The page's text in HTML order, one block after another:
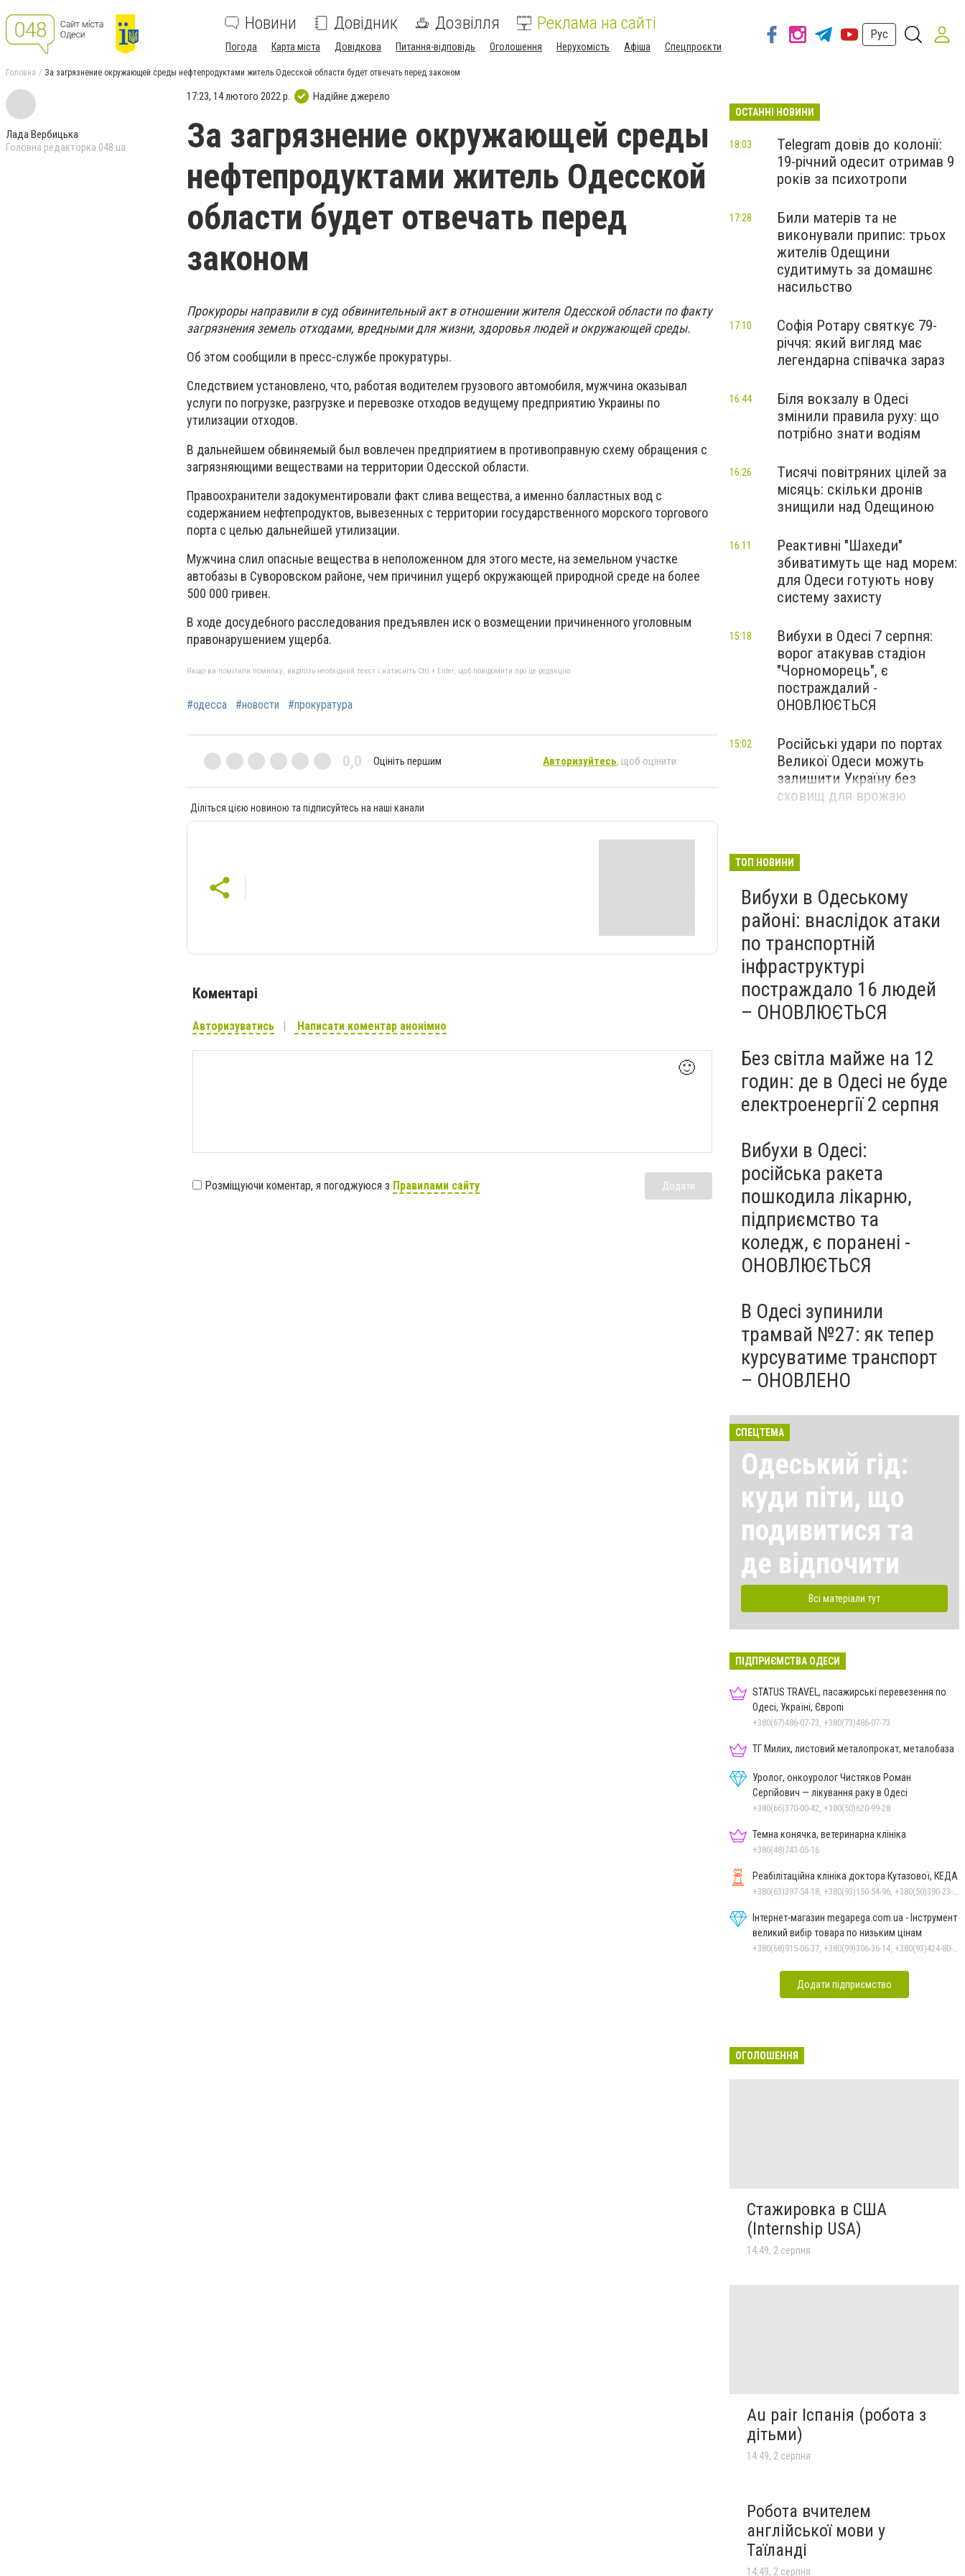
Новини Довідник Дозвілля Реклама на сайті
Погода Карта міста Довідкова Питання-відповідь Оголошення Нерухомість Афіша Спецпроєкти
Рус
Головна За загрязнение окружающей среды нефтепродуктами житель Одесской области будет отвечать перед законом
Лада Вербицька
Головна редакторка 048.ua
17:23, 14 лютого 2022 р. Надійне джерело
За загрязнение окружающей среды
нефтепродуктами житель Одесской
области будет отвечать перед
законом
Прокуроры направили в суд обвинительный акт в отношении жителя Одесской области по факту
загрязнения земель отходами, вредными для жизни, здоровья людей и окружающей среды.
Об этом сообщили в пресс-службе прокуратуры.
Следствием установлено, что, работая водителем грузового автомобиля, мужчина оказывал
услуги по погрузке, разгрузке и перевозке отходов ведущему предприятию Украины по
утилизации отходов.
В дальнейшем обвиняемый был вовлечен предприятием в противоправную схему обращения с
загрязняющими веществами на территории Одесской области.
Правоохранители задокументировали факт слива вещества, а именно балластных вод с
содержанием нефтепродуктов, вывезенных с территории государственного морского торгового
порта с целью дальнейшей утилизации.
Мужчина слил опасные вещества в неположенном для этого месте, на земельном участке
автобазы в Суворовском районе, чем причинил ущерб окружающей природной среде на более
500 000 гривен.
В ходе досудебного расследования предъявлен иск о возмещении причиненного уголовным
правонарушением ущерба.
Якщо ви помітили помилку, виділіть необхідний текст і натисніть Ctrl + Enter, щоб повідомити про це редакцію
#одесса #новости #прокуратура
0,0 Оцініть першим Авторизуйтесь, щоб оцінити
Діліться цією новиною та підписуйтесь на наші канали
Коментарі
Авторизуватись Написати коментар анонімно
🙂
Розміщуючи коментар, я погоджуюся з Правилами сайту Додати
ОСТАННІ НОВИНИ
Telegram довів до колонії:
19-річний одесит отримав 9
років за психотропи
18:03
Били матерів та не
виконували припис: трьох
жителів Одещини
судитимуть за домашнє
насильство
17:28
Софія Ротару святкує 79-
річчя: який вигляд має
легендарна співачка зараз
17:10
Біля вокзалу в Одесі
змінили правила руху: що
потрібно знати водіям
16:44
Тисячі повітряних цілей за
місяць: скільки дронів
знищили над Одещиною
16:26
Реактивні "Шахеди"
збиватимуть ще над морем:
для Одеси готують нову
систему захисту
16:11
Вибухи в Одесі 7 серпня:
ворог атакував стадіон
"Чорноморець", є
постраждалий -
ОНОВЛЮЄТЬСЯ
15:18
Російські удари по портах
Великої Одеси можуть
залишити Україну без
сховищ для врожаю
15:02
ТОП НОВИНИ
Вибухи в Одеському
районі: внаслідок атаки
по транспортній
інфраструктурі
постраждало 16 людей
– ОНОВЛЮЄТЬСЯ
Без світла майже на 12
годин: де в Одесі не буде
електроенергії 2 серпня
Вибухи в Одесі:
російська ракета
пошкодила лікарню,
підприємство та
коледж, є поранені -
ОНОВЛЮЄТЬСЯ
В Одесі зупинили
трамвай №27: як тепер
курсуватиме транспорт
– ОНОВЛЕНО
СПЕЦТЕМА
Одеський гід:
куди піти, що
подивитися та
де відпочити
Всі матеріали тут
ПІДПРИЄМСТВА ОДЕСИ
STATUS TRAVEL, пасажирські перевезення по
Одесі, Україні, Європі
+380(67)486-07-73, +380(73)486-07-73
ТГ Милих, листовий металопрокат, металобаза
Уролог, онкоуролог Чистяков Роман
Сергійович — лікування раку в Одесі
+380(66)370-00-42, +380(50)620-99-28
Темна конячка, ветеринарна клініка
+380(48)743-05-16
Реабілітаційна клініка доктора Кутазової, КЕДА
Інтернет-магазин megapega.com.ua - Інструмент
великий вибір товара по низьким цінам
Додати підприємство
ОГОЛОШЕННЯ
Стажировка в США
(Internship USA)
14:49, 2 серпня
Au pair Іспанія (робота з
дітьми)
14:49, 2 серпня
Робота вчителем
англійської мови у
Таїланді
14:49, 2 серпня